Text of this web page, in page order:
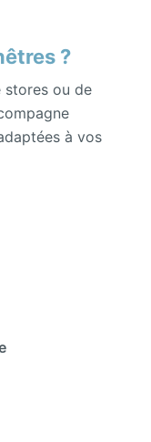
?
stores ou de
à vos